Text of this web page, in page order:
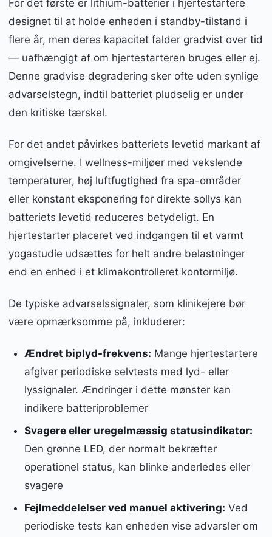
For det første er lithium-batterier i hjertestartere
designet til at holde enheden i standby-tilstand i
flere år, men deres kapacitet falder gradvist over tid
— uafhængigt af om hjertestarteren bruges eller ej.
Denne gradvise degradering sker ofte uden synlige
advarselstegn, indtil batteriet pludselig er under
den kritiske tærskel.
For det andet påvirkes batteriets levetid markant af
omgivelserne. I wellness-miljøer med vekslende
temperaturer, høj luftfugtighed fra spa-områder
eller konstant eksponering for direkte sollys kan
batteriets levetid reduceres betydeligt. En
hjertestarter placeret ved indgangen til et varmt
yogastudie udsættes for helt andre belastninger
end en enhed i et klimakontrolleret kontormiljø.
De typiske advarselssignaler, som klinikejere bør
være opmærksomme på, inkluderer:
Ændret biplyd-frekvens: Mange hjertestartere
afgiver periodiske selvtests med lyd- eller
lyssignaler. Ændringer i dette mønster kan
indikere batteriproblemer
Svagere eller uregelmæssig statusindikator:
Den grønne LED, der normalt bekræfter
operationel status, kan blinke anderledes eller
svagere
Fejlmeddelelser ved manuel aktivering: Ved
periodiske tests kan enheden vise advarsler om